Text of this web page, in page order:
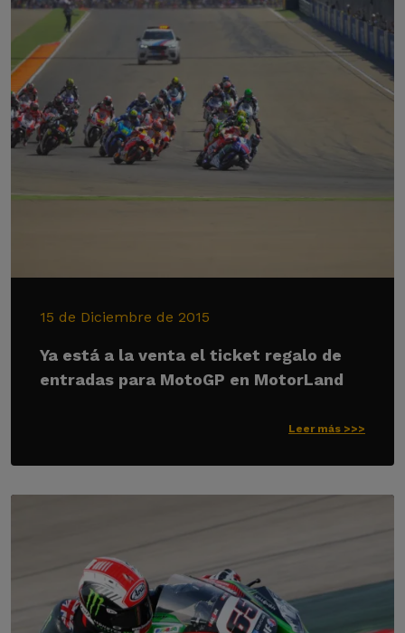
15 de Diciembre de 2015
Ya está a la venta el ticket regalo de
entradas para MotoGP en MotorLand
Leer más >>>